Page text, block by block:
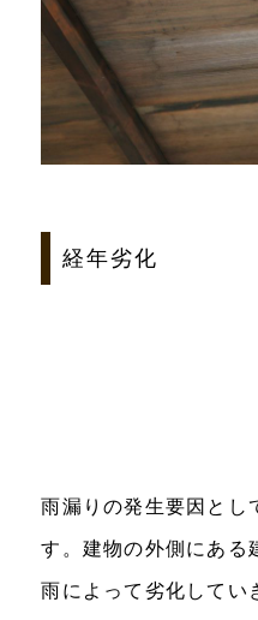
経年劣化
雨漏りの発生要因とし
す。建物の外側にある
雨によって劣化してい